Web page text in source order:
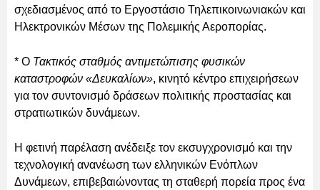
σχεδιασμένος από το Εργοστάσιο Τηλεπικοινωνιακών και
Ηλεκτρονικών Μέσων της Πολεμικής Αεροπορίας.
* Ο Τακτικός σταθμός αντιμετώπισης φυσικών
καταστροφών «Δευκαλίων», κινητό κέντρο επιχειρήσεων
για τον συντονισμό δράσεων πολιτικής προστασίας και
στρατιωτικών δυνάμεων.
Η φετινή παρέλαση ανέδειξε τον εκσυγχρονισμό και την
τεχνολογική ανανέωση των ελληνικών Ενόπλων
Δυνάμεων, επιβεβαιώνοντας τη σταθερή πορεία προς ένα